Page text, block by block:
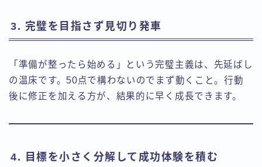
3. 完璧を目指さず見切り発車
「準備が整ったら始める」という完璧主義は、先延ばし
の温床です。50点で構わないのでまず動くこと。行動
後に修正を加える方が、結果的に早く成長できます。
4. 目標を小さく分解して成功体験を積む